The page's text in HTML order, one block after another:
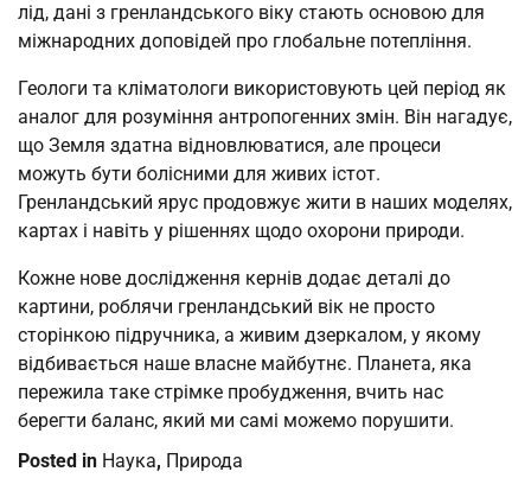
лід, дані з гренландського віку стають основою для
міжнародних доповідей про глобальне потепління.
Геологи та кліматологи використовують цей період як
аналог для розуміння антропогенних змін. Він нагадує,
що Земля здатна відновлюватися, але процеси
можуть бути болісними для живих істот.
Гренландський ярус продовжує жити в наших моделях,
картах і навіть у рішеннях щодо охорони природи.
Кожне нове дослідження кернів додає деталі до
картини, роблячи гренландський вік не просто
сторінкою підручника, а живим дзеркалом, у якому
відбивається наше власне майбутнє. Планета, яка
пережила таке стрімке пробудження, вчить нас
берегти баланс, який ми самі можемо порушити.
Posted in Наука, Природа